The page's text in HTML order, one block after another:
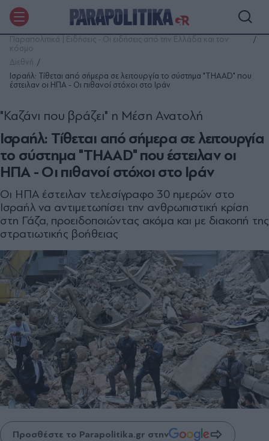
Παραπολιτικά | Ειδήσεις - Οι ειδήσεις από την Ελλάδα και τον
κόσμο
Διεθνή
Ισραήλ: Τίθεται από σήμερα σε λειτουργία το σύστημα "THAAD" που
έστειλαν οι ΗΠΑ - Οι πιθανοί στόχοι στο Ιράν
Ισραήλ: Τίθεται από σήμερα σε λειτουργία
το σύστημα "THAAD" που έστειλαν οι
ΗΠΑ - Οι πιθανοί στόχοι στο Ιράν
"Καζάνι που βράζει" η Μέση Ανατολή
Οι ΗΠΑ έστειλαν τελεσίγραφο 30 ημερών στο
Ισραήλ να αντιμετωπίσει την ανθρωπιστική κρίση
στη Γάζα, προειδοποιώντας ακόμα και με διακοπή της
στρατιωτικής βοήθειας
Προσθέστε το Parapolitika.gr στην